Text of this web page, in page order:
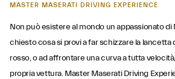
MASTER MASERATI DRIVING EXPERIENCE
Non può esistere al mondo un appassionato di
chiesto cosa si provi a far schizzare la lancetta
rosso, o ad affrontare una curva a tutta
propria vettura. Master Maserati Driving